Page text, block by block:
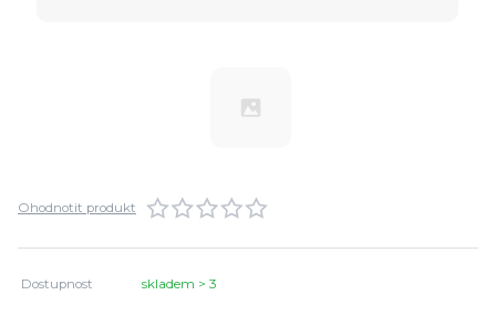
Ohodnotit produkt
Dostupnost skladem > 3